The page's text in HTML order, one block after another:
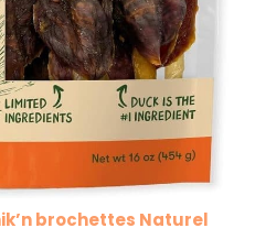
brochettes Naturel